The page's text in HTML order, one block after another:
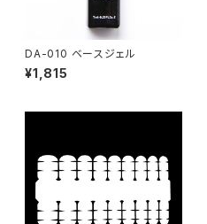
DA-010 ベースジェル
¥1,815